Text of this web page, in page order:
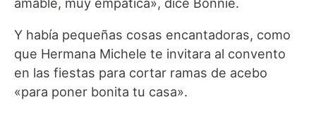
Y había pequeñas cosas encantadoras, como
que Hermana Michele te invitara al convento
en las fiestas para cortar ramas de acebo
«para poner bonita tu casa».